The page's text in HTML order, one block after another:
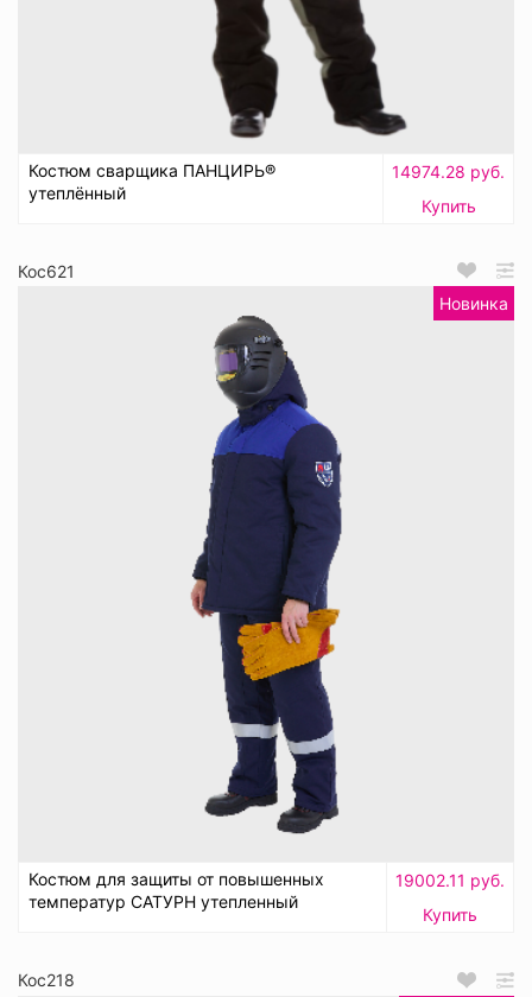
Костюм сварщика ПАНЦИРЬ®
утеплённый
14974.28 руб.
Купить
Кос621
Новинка
Костюм для защиты от повышенных
температур САТУРН утепленный
19002.11 руб.
Купить
Кос218